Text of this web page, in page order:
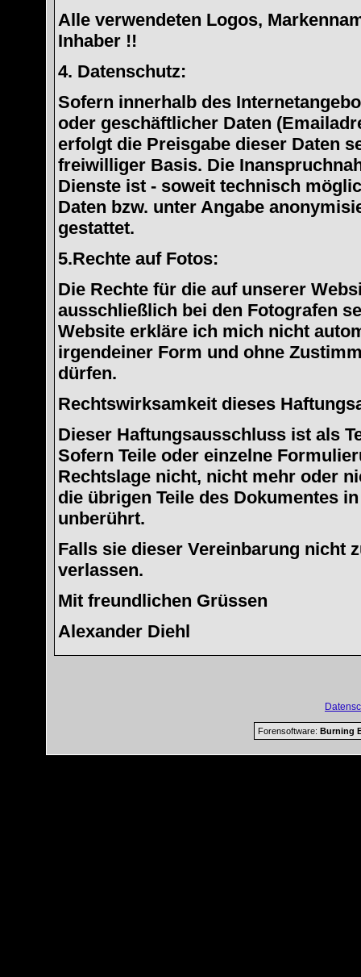
Alle verwendeten Logos,
Inhaber !!
4. Datenschutz:
Sofern innerhalb des
oder geschäftlicher Daten
erfolgt die Preisgabe dieser Daten
freiwilliger Basis. Die
Dienste ist - soweit technisch
Daten bzw. unter Angabe
gestattet.
5.Rechte auf Fotos:
Die Rechte für die auf unserer
ausschließlich bei den Fotografen
Website erkläre ich mich nicht
irgendeiner Form und ohne
dürfen.
Rechtswirksamkeit dieses
Dieser Haftungsausschluss ist als
Sofern Teile oder einzelne
Rechtslage nicht, nicht mehr oder
die übrigen Teile des Dokumentes
unberührt.
Falls sie dieser Vereinbarung nicht
verlassen.
Mit freundlichen Grüssen
Alexander Diehl
Forensoftware: Burning